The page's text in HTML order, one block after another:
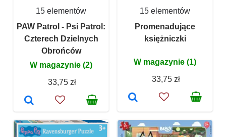
15 elementów
PAW Patrol - Psi Patrol:
Czterech Dzielnych
Obrońców
W magazynie (2)
33,75 zł
15 elementów
Promenadujące
księżniczki
W magazynie (1)
33,75 zł